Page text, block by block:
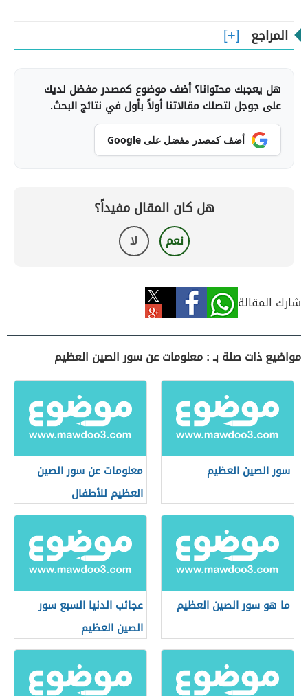
المراجع
هل يعجبك محتوانا؟ أضف موضوع كمصدر مفضل لديك
على جوجل لتصلك مقالاتنا أولاً بأول في نتائج البحث.
أضف كمصدر مفضل على Google
هل كان المقال مفيداً؟
نعم لا
شارك المقالة
مواضيع ذات صلة بـ : معلومات عن سور الصين العظيم
سور الصين العظيم
معلومات عن سور الصين
العظيم للأطفال
ما هو سور الصين العظيم
عجائب الدنيا السبع سور
الصين العظيم